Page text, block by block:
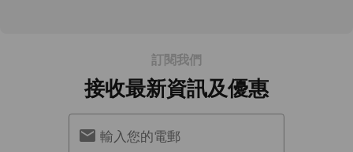
訂閱我們
接收最新資訊及優惠
輸入您的電郵